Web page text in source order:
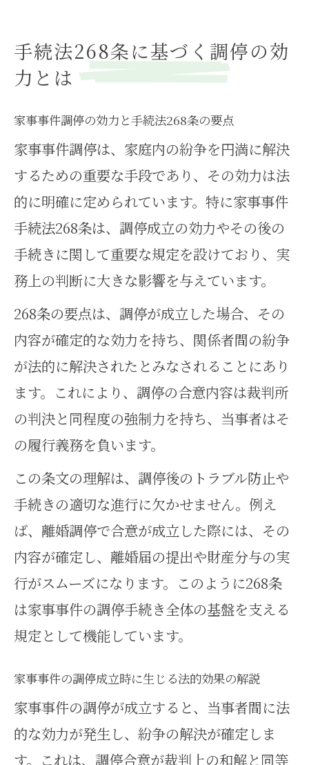
手続法268条に基づく調停の効
力とは
家事事件調停の効力と手続法268条の要点
家事事件調停は、家庭内の紛争を円満に解決
するための重要な手段であり、その効力は法
的に明確に定められています。特に家事事件
手続法268条は、調停成立の効力やその後の
手続きに関して重要な規定を設けており、実
務上の判断に大きな影響を与えています。
268条の要点は、調停が成立した場合、その
内容が確定的な効力を持ち、関係者間の紛争
が法的に解決されたとみなされることにあり
ます。これにより、調停の合意内容は裁判所
の判決と同程度の強制力を持ち、当事者はそ
の履行義務を負います。
この条文の理解は、調停後のトラブル防止や
手続きの適切な進行に欠かせません。例え
ば、離婚調停で合意が成立した際には、その
内容が確定し、離婚届の提出や財産分与の実
行がスムーズになります。このように268条
は家事事件の調停手続き全体の基盤を支える
規定として機能しています。
家事事件の調停成立時に生じる法的効果の解説
家事事件の調停が成立すると、当事者間に法
的な効力が発生し、紛争の解決が確定しま
す。これは、調停合意が裁判上の和解と同等